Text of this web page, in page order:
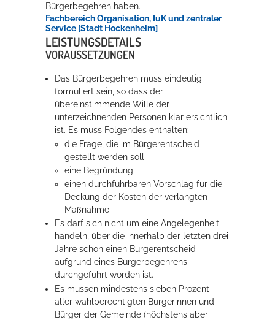
Bürgerbegehren haben.
Fachbereich Organisation, IuK und zentraler
Service [Stadt Hockenheim]
LEISTUNGSDETAILS
VORAUSSETZUNGEN
Das Bürgerbegehren muss eindeutig
formuliert sein, so dass der
übereinstimmende Wille der
unterzeichnenden Personen klar ersichtlich
ist. Es muss Folgendes enthalten:
die Frage, die im Bürgerentscheid
gestellt werden soll
eine Begründung
einen durchführbaren Vorschlag für die
Deckung der Kosten der verlangten
Maßnahme
Es darf sich nicht um eine Angelegenheit
handeln, über die innerhalb der letzten drei
Jahre schon einen Bürgerentscheid
aufgrund eines Bürgerbegehrens
durchgeführt worden ist.
Es müssen mindestens sieben Prozent
aller wahlberechtigten Bürgerinnen und
Bürger der Gemeinde (höchstens aber